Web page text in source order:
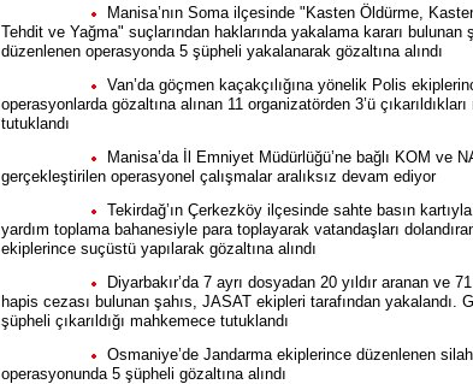
Manisa’nın Soma ilçesinde "Kasten Öldürme,
Tehdit ve Yağma" suçlarından haklarında yakalama kararı bulunan
düzenlenen operasyonda 5 şüpheli yakalanarak gözaltına alındı
Van’da göçmen kaçakçılığına yönelik Polis
operasyonlarda gözaltına alınan 11 organizatörden 3’ü
tutuklandı
Manisa’da İl Emniyet Müdürlüğü’ne bağlı KOM ve
gerçekleştirilen operasyonel çalışmalar aralıksız devam ediyor
Tekirdağ’ın Çerkezköy ilçesinde sahte basın
yardım toplama bahanesiyle para toplayarak vatandaşları
ekiplerince suçüstü yapılarak gözaltına alındı
Diyarbakır’da 7 ayrı dosyadan 20 yıldır aranan ve
hapis cezası bulunan şahıs, JASAT ekipleri tarafından yakalandı.
şüpheli çıkarıldığı mahkemece tutuklandı
Osmaniye’de Jandarma ekiplerince düzenlenen
operasyonunda 5 şüpheli gözaltına alındı